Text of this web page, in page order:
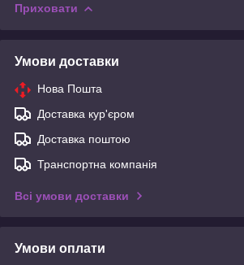
Приховати
Умови доставки
Нова Пошта
Доставка кур'єром
Доставка поштою
Транспортна компанія
Всі умови доставки
Умови оплати